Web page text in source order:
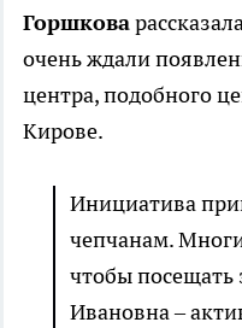
Горшкова
очень ждали
центра, подобного
Кирове.
Инициатива
чепчанам.
чтобы посещать
Ивановна –